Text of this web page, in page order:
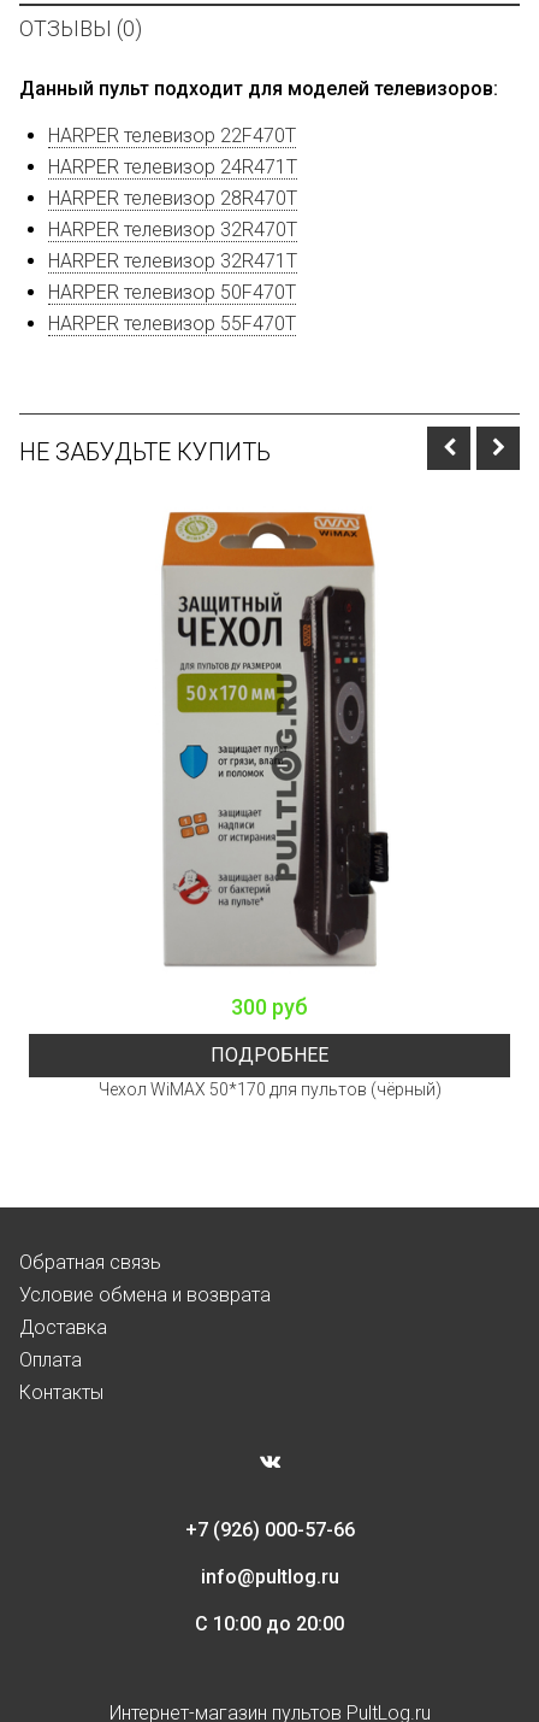
ОТЗЫВЫ (0)
Данный пульт подходит для моделей телевизоров:
HARPER телевизор 22F470T
HARPER телевизор 24R471T
HARPER телевизор 28R470T
HARPER телевизор 32R470T
HARPER телевизор 32R471T
HARPER телевизор 50F470T
HARPER телевизор 55F470T
НЕ ЗАБУДЬТЕ КУПИТЬ
300 руб
ПОДРОБНЕЕ
Чехол WiMAX 50*170 для пультов (чёрный)
Обратная связь
Условие обмена и возврата
Доставка
Оплата
Контакты
+7 (926) 000-57-66
info@pultlog.ru
С 10:00 до 20:00
Интернет-магазин пультов PultLog.ru